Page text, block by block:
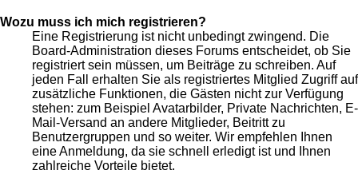
Wozu muss ich mich registrieren?
Eine Registrierung ist nicht unbedingt zwingend. Die
Board-Administration dieses Forums entscheidet, ob Sie
registriert sein müssen, um Beiträge zu schreiben. Auf
jeden Fall erhalten Sie als registriertes Mitglied Zugriff auf
zusätzliche Funktionen, die Gästen nicht zur Verfügung
stehen: zum Beispiel Avatarbilder, Private Nachrichten, E-
Mail-Versand an andere Mitglieder, Beitritt zu
Benutzergruppen und so weiter. Wir empfehlen Ihnen
eine Anmeldung, da sie schnell erledigt ist und Ihnen
zahlreiche Vorteile bietet.